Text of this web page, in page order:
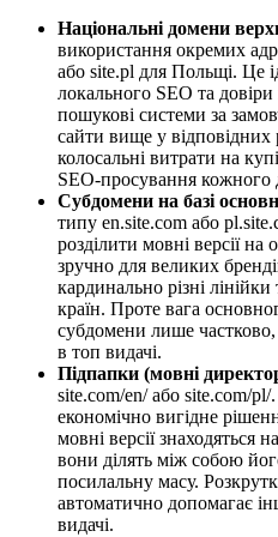
Національні домени
використання окремих
або site.pl для Польщі. Це
локального SEO та довіри
пошукові системи за
сайти вище у
колосальні витрати на
SEO-просування кожного
Субдомени на базі
типу en.site.com або
розділити мовні версії
зручно для великих
кардинально різні
країн. Проте вага
субдомени лише
в топ видачі.
Підпапки (мовні
site.com/en/або site.com/pl/
економічно вигідне
мовні версії знаходяться
вони ділять між собою
посилальну масу.
автоматично допомагає
видачі.